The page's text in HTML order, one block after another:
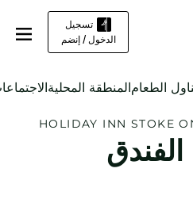
تسجيل
الدخول / إنضم
الطعامالمنطقة المحلية
HOLIDAY INN STOKE
الفندق